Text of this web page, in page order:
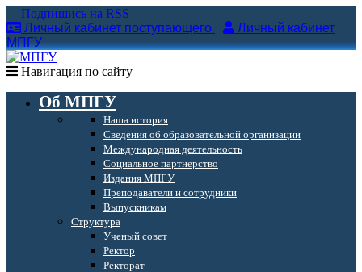
Подпишись на RSS
Личный кабинет поступающего
Личный кабинет
МПГУ
Навигация по сайту
Об МПГУ
Наша история
Сведения об образовательной организации
Международная деятельность
Социальное партнерство
Издания МПГУ
Преподаватели и сотрудники
Выпускникам
Структура
Ученый совет
Ректор
Ректорат